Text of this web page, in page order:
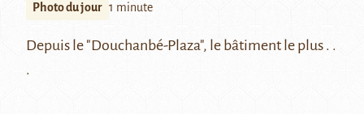
Photo du jour 1 minute
Depuis le "Douchanbé-Plaza", le bâtiment le plus . .
.